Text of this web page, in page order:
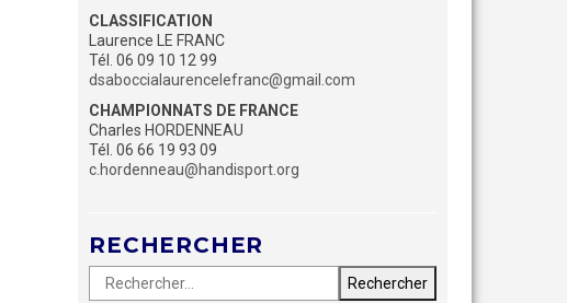
CLASSIFICATION
Laurence LE FRANC
Tél. 06 09 10 12 99
dsaboccialaurencelefranc@gmail.com
CHAMPIONNATS DE FRANCE
Charles HORDENNEAU
Tél. 06 66 19 93 09
c.hordenneau@handisport.org
RECHERCHER
Rechercher :
Recherche